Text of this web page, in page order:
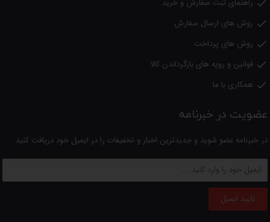
 راهنمای ثبت سفارش و خرید
 روش های ارسال سفارش
 روش های پرداخت
 قوانین و رویه های بازگرداندن کالا
 همکاری با ما
عضویت در خبرنامه
در خبرنامه عضو شوید و جدیدترین اخبار و تخفیفات را در ایمیل خود دریافت کنید
تایید ایمیل